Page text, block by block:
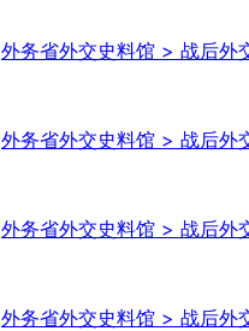
外务省外交史料馆 > 战后外
外务省外交史料馆 > 战后外
外务省外交史料馆 > 战后外
外务省外交史料馆 > 战后外